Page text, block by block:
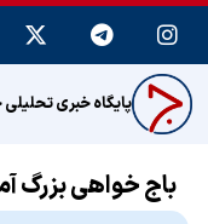
پایگاه خبری
باج خواهی بزرگ